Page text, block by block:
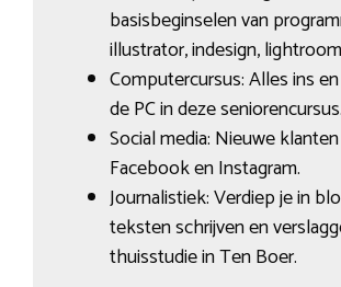
basisbeginselen van
illustrator, indesign,
Computercursus: Alles ins
de PC in deze seniorencursus.
Social media: Nieuwe
Facebook en Instagram.
Journalistiek: Verdiep je in
teksten schrijven en
thuisstudie in Ten Boer.